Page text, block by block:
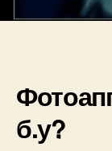
б.у?